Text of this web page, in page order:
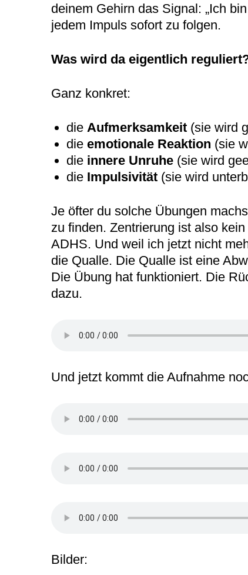
deinem Gehirn das Signal: „Ich
jedem Impuls sofort zu folgen.
Was wird da eigentlich
Ganz konkret:
die Aufmerksamkeit (sie wird
die emotionale Reaktion (sie
die innere Unruhe (sie wird
die Impulsivität (sie wird
Je öfter du solche Übungen
zu finden. Zentrierung ist also
ADHS. Und weil ich jetzt nicht
die Qualle. Die Qualle ist eine
Die Übung hat funktioniert. Die
dazu.
Und jetzt kommt die Aufnahme
Bilder: